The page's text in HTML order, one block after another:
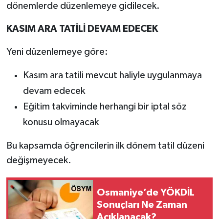
dönemlerde düzenlemeye gidilecek.
KASIM ARA TATİLİ DEVAM EDECEK
Yeni düzenlemeye göre:
Kasım ara tatili mevcut haliyle uygulanmaya
devam edecek
Eğitim takviminde herhangi bir iptal söz
konusu olmayacak
Bu kapsamda öğrencilerin ilk dönem tatil düzeni
değişmeyecek.
Osmaniye’de YÖKDİL
Sonuçları Ne Zaman
Açıklanacak?